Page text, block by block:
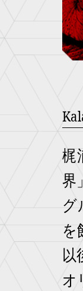
梶
界
グ
を
以
オ